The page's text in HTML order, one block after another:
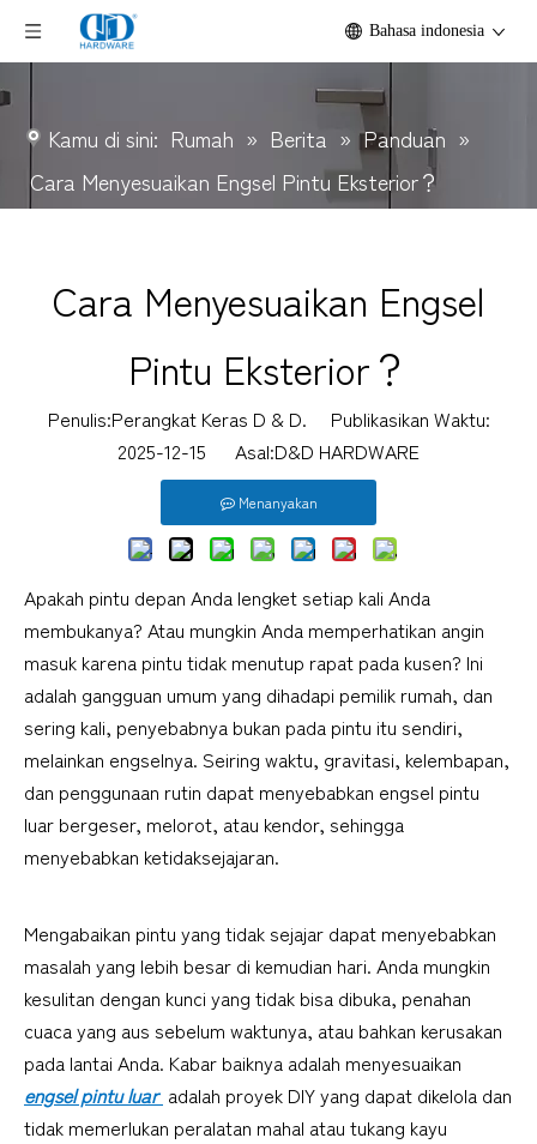
Bahasa indonesia
Kamu di sini: Rumah » Berita » Panduan »
Cara Menyesuaikan Engsel Pintu Eksterior？
Cara Menyesuaikan Engsel
Pintu Eksterior？
Penulis:Perangkat Keras D & D. Publikasikan Waktu:
2025-12-15 Asal:D&D HARDWARE
Menanyakan
Apakah pintu depan Anda lengket setiap kali Anda
membukanya? Atau mungkin Anda memperhatikan angin
masuk karena pintu tidak menutup rapat pada kusen? Ini
adalah gangguan umum yang dihadapi pemilik rumah, dan
sering kali, penyebabnya bukan pada pintu itu sendiri,
melainkan engselnya. Seiring waktu, gravitasi, kelembapan,
dan penggunaan rutin dapat menyebabkan engsel pintu
luar bergeser, melorot, atau kendor, sehingga
menyebabkan ketidaksejajaran.
Mengabaikan pintu yang tidak sejajar dapat menyebabkan
masalah yang lebih besar di kemudian hari. Anda mungkin
kesulitan dengan kunci yang tidak bisa dibuka, penahan
cuaca yang aus sebelum waktunya, atau bahkan kerusakan
engsel pintu luar adalah proyek DIY yang dapat dikelola dan
tidak memerlukan peralatan mahal atau tukang kayu